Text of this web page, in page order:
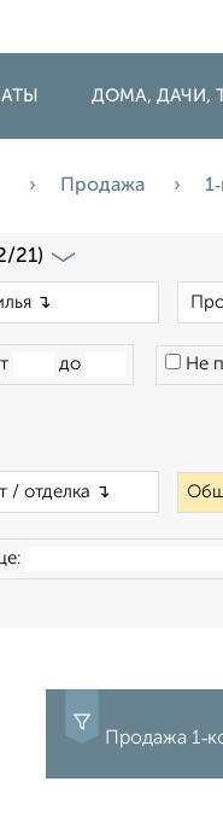
ДОМА, ДАЧИ,
Продажа
21)
до Не
Продажа